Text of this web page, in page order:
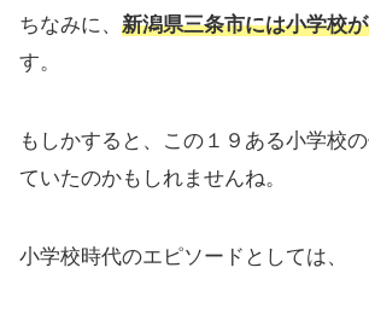
ちなみに、 新潟県三条市には小学校
す。
もしかすると、この１９ある小学校
ていたのかもしれませんね。
小学校時代のエピソードとしては、